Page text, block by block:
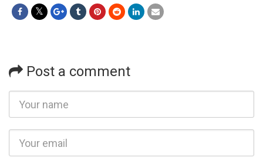
Post a comment